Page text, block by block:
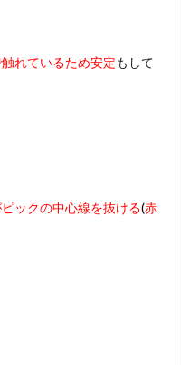
れているため安定もして
ックの中心線を抜ける(赤